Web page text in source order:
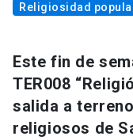
Religiosidad
Este fin de
TER008
salida a
religiosos de